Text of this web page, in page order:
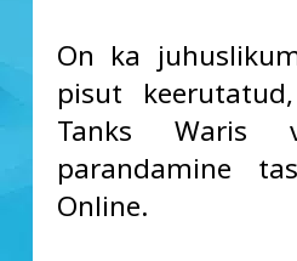
On ka
pisut
Tanks Waris
parandamine
Online.